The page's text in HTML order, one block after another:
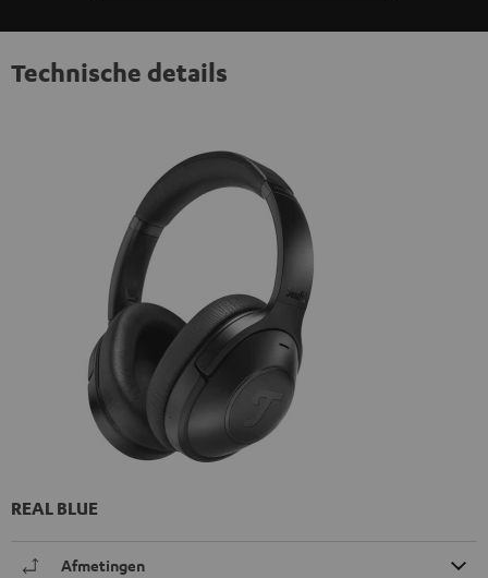
Technische details
REAL BLUE
Afmetingen